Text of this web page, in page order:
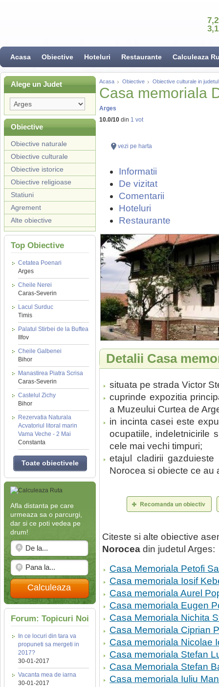
Acasa Obiective Hoteluri Restaurante Calculeaza
Alege un Judet
Obiective
Obiective naturale
Obiective culturale
Obiective istorice
Obiective religioase
Statiuni
Agrement
Alte obiective
Top Obiective
Cetatea Poenari
Arges
Cheile Nerei
Caras-Severin
Lacul Surduc
Timis
Palatul Stirbei de la Buftea
Ilfov
Cheile Galbenei
Bihor
Manastirea Piatra Scrisa
Caras-Severin
Castelul Zichy
Bihor
Rezervatia Naturala
Acvatoriul litoral marin
Vama Veche - 2 Mai
Constanta
Toate obiectivele
Afla distanta pe care
urmeaza sa o parcurgi,
dar si ce poti vedea pe
drum!
Calculeaza
Forum: Topicuri Noi
In ce locuri din tara va
propuneti sa mergeti in
2017?
30-01-2017
Vacanta mea de iarna
30-01-2017
Acasa Obiective Obiective culturale in
Casa memoriala
Arges
10.0/10 din 1 vot
vezi pe harta
Informatii
De vizitat
Comentarii
Hoteluri
Restaurante
Detalii Casa
situata pe strada Victor
cuprinde expozitia
a Muzeului Curtea de
in incinta casei este
ocupatiile, indeletnicirile
cele mai vechi timpuri;
etajul cladirii
Norocea si obiecte ce au
Citeste si alte obiective
Norocea din judetul Arges:
Casa Memoriala Petofi
Casa memoriala Iosif
Casa memoriala Aurel
Casa memoriala Eugen
Casa Memoriala Nichita
Casa Memoriala Ciprian
Casa memoriala Nicolae
Casa memoriala Stefan
Casa Memoriala Stefan
Casa memoriala Iuliu